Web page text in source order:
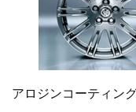
アロジンコーティン